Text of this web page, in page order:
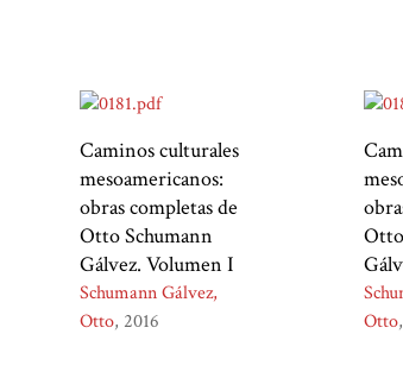
Caminos culturales
mesoamericanos:
obras completas de
Otto Schumann
Gálvez. Volumen I
Schumann Gálvez,
Otto 2016
Otto